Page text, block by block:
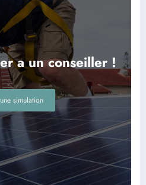
a un conseiller !
simulation